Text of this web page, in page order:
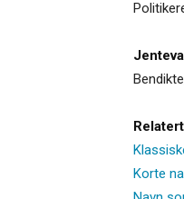
Bendikte
Korte